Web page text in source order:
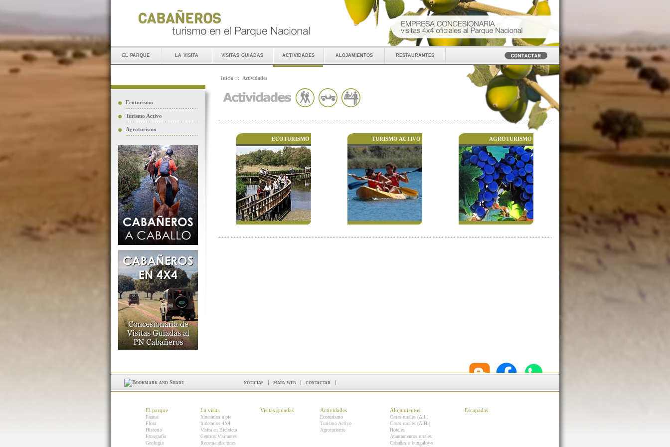
el parque la visita visitas guiadas actividades alojamientos restaurantes
Ecoturismo
Turismo Activo
Agroturismo
Inicio :: Actividades
ECOTURISMO TURISMO ACTIVO AGROTURISMO
noticias | mapa web | contactar |
El parque
Fauna
Flora
Historia
Etnografía
Geología
La visita
Itinerarios a pie
Itinerarios 4X4
Visita en Bicicleta
Centros Visitantes
Recomendaciones
Visitas guiadas Actividades
Ecoturismo
Turismo Activo
Agroturismo
Alojamientos
Casas rurales (A.I.)
Casas rurales (A.H.)
Hoteles
Apartamentos rurales
Cabañas o bungalows
Escapadas